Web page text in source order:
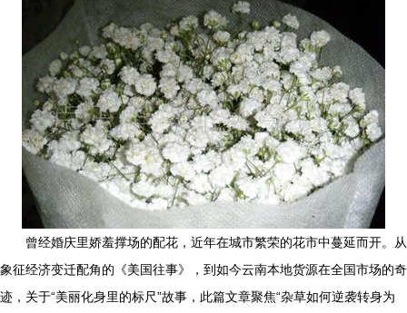
曾经婚庆里娇羞撑场的配花，近年在城市繁荣的花市中蔓延而开。从
象征经济变迁配角的《美国往事》，到如今云南本地货源在全国市场的奇
迹，关于“美丽化身里的标尺”故事，此篇文章聚焦“杂草如何逆袭转身为